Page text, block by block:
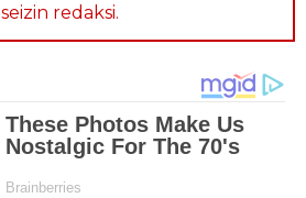
seizin redaksi.